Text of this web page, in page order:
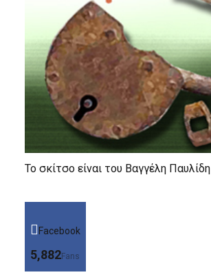
Το σκίτσο είναι του Βαγγέλη Παυλίδη
Facebook
5,882Fans